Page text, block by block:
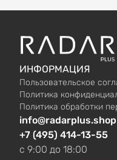
ИНФОРМАЦИЯ
Пользовательское
Политика
Политика обработки
info@radarplus.shop
+7 (495) 414-13-55
c 9:00 до 18:00